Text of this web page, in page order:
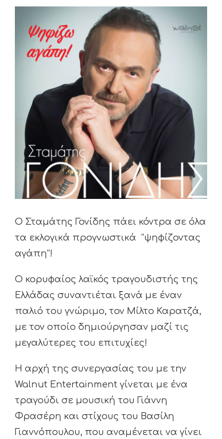
Larger
Ο Σταμάτης Γονίδης πάει κόντρα σε όλα
τα εκλογικά προγνωστικά “ψηφίζοντας
αγάπη”!
Ο κορυφαίος λαϊκός τραγουδιστής της
Ελλάδας συναντιέται ξανά με έναν
παλιό του γνώριμο, τον Μίλτο Καρατζά,
με τον οποίο δημιούργησαν μαζί τις
μεγαλύτερες του επιτυχίες!
Η αρχή της συνεργασίας του με την
Walnut Entertainment γίνεται με ένα
τραγούδι σε μουσική του Γιάννη
Φρασέρη και στίχους του Βασίλη
Γιαννόπουλου, που αναμένεται να γίνει